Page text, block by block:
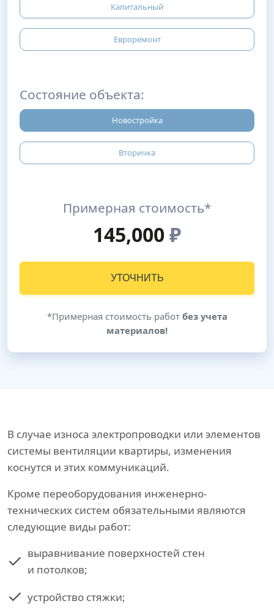
Капитальный
Евроремонт
Состояние объекта:
Новостройка
Вторичка
Примерная стоимость*
145,000₽
УТОЧНИТЬ
*Примерная стоимость работ без учета
материалов!
В случае износа электропроводки или элементов
системы вентиляции квартиры, изменения
коснутся и этих коммуникаций.
Кроме переоборудования инженерно-
технических систем обязательными являются
следующие виды работ:
выравнивание поверхностей стен
и потолков;
устройство стяжки;